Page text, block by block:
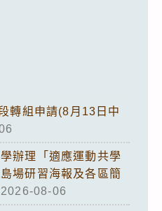
轉組申請(8月13日中
辦理「適應運動共學
場研習海報及各區簡
2026-08-06